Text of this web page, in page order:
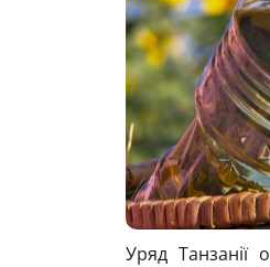
Уряд Танзанії